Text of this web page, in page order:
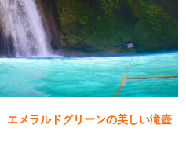
エメラルドグリーンの美しい滝壺